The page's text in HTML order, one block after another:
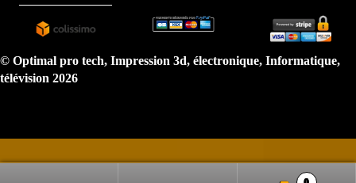
sitez
pas.
Je
ment
© Optimal pro tech, Impression 3d, électronique, Informatique,
télévision 2026